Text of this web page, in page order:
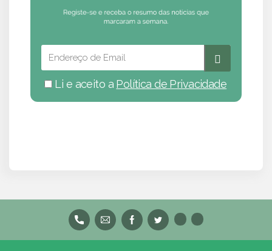
Li e aceito a Política de Privacidade